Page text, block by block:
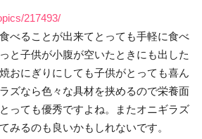
217493/
べることが出来てとっても手軽に食べ
と子供が小腹が空いたときにも出した
おにぎりにしても子供がとっても喜ん
ズなら色々な具材を挟めるので栄養面
っても優秀ですよね。またオニギラズ
みるのも良いかもしれないです。